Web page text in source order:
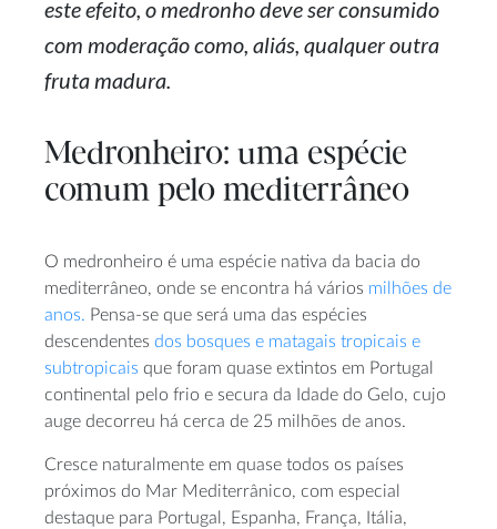
este efeito, o medronho deve ser consumido
com moderação como, aliás, qualquer outra
fruta madura.
Medronheiro: uma espécie
comum pelo mediterrâneo
O medronheiro é uma espécie nativa da bacia do
mediterrâneo, onde se encontra há vários milhões de
anos. Pensa-se que será uma das espécies
descendentes dos bosques e matagais tropicais e
subtropicais que foram quase extintos em Portugal
continental pelo frio e secura da Idade do Gelo, cujo
auge decorreu há cerca de 25 milhões de anos.
Cresce naturalmente em quase todos os países
próximos do Mar Mediterrânico, com especial
destaque para Portugal, Espanha, França, Itália,